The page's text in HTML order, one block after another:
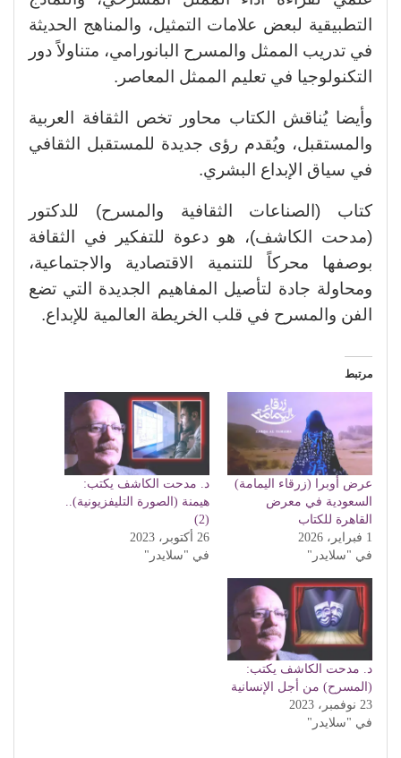
التطبيقية لبعض علامات التمثيل، والمناهج الحديثة
في تدريب الممثل والمسرح البانورامي، متناولاً دور
التكنولوجيا في تعليم الممثل المعاصر.
​وأيضا يُناقش الكتاب محاور تخص الثقافة العربية
والمستقبل، ويُقدم رؤى جديدة للمستقبل الثقافي
في سياق الإبداع البشري.
​كتاب (الصناعات الثقافية والمسرح) للدكتور
(مدحت الكاشف)، هو دعوة للتفكير في الثقافة
بوصفها محركاً للتنمية الاقتصادية والاجتماعية،
ومحاولة جادة لتأصيل المفاهيم الجديدة التي تضع
الفن والمسرح في قلب الخريطة العالمية للإبداع.
مرتبط
عرض أوبرا (زرقاء اليمامة)
السعودية في معرض
القاهرة للكتاب
1 فبراير، 2026
في "سلايدر"
د. مدحت الكاشف يكتب:
هيمنة (الصورة التليفزيونية)..
(2)
26 أكتوبر، 2023
في "سلايدر"
د. مدحت الكاشف يكتب:
(المسرح) من أجل الإنسانية
23 نوفمبر، 2023
في "سلايدر"